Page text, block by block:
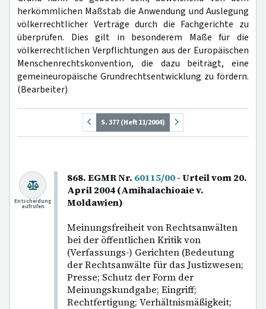
herkömmlichen Maßstab die Anwendung und Auslegung
völkerrechtlicher Verträge durch die Fachgerichte zu
überprüfen. Dies gilt in besonderem Maße für die
völkerrechtlichen Verpflichtungen aus der Europäischen
Menschenrechtskonvention, die dazu beiträgt, eine
gemeineuropäische Grundrechtsentwicklung zu fördern.
(Bearbeiter)
S. 377 (Heft 11/2004)
868. EGMR Nr. 60115/00- Urteil vom 20.
April 2004 (Amihalachioaie v.
Moldawien)
Meinungsfreiheit von Rechtsanwälten
bei der öffentlichen Kritik von
(Verfassungs-) Gerichten (Bedeutung
der Rechtsanwälte für das Justizwesen;
Presse; Schutz der Form der
Meinungskundgabe; Eingriff;
Rechtfertigung; Verhältnismäßigkeit;
Entscheidung
aufrufen